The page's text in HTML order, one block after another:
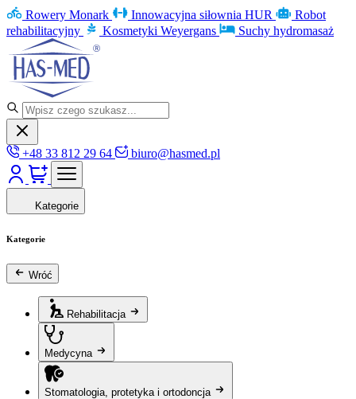
Rowery Monark Innowacyjna siłownia HUR
Robot
rehabilitacyjny
Kosmetyki Weyergans Suchy hydromasaż
+48 33 812 29 64 biuro@hasmed.pl
Kategorie
Kategorie
Wróć
Rehabilitacja
Medycyna
Stomatologia, protetyka i ortodoncja